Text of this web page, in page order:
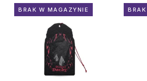
BRAK W MAGAZYNIE